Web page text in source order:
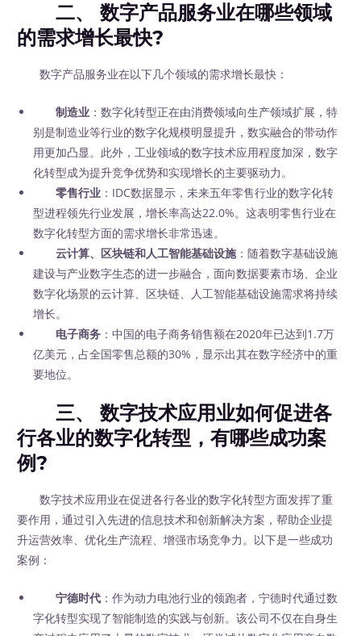
二、 数字产品服务业在哪些领域
的需求增长最快?
数字产品服务业在以下几个领域的需求增长最快：
制造业 ：数字化转型正在由消费领域向生产领域扩展，特
别是制造业等行业的数字化规模明显提升，数实融合的带动作
用更加凸显。此外，工业领域的数字技术应用程度加深，数字
化转型成为提升竞争优势和实现增长的主要驱动力。
零售行业 ：IDC数据显示，未来五年零售行业的数字化转
型进程领先行业发展，增长率高达22.0%。这表明零售行业在
数字化转型方面的需求增长非常迅速。
云计算、区块链和人工智能基础设施：随着数字基础设施
建设与产业数字生态的进一步融合，面向数据要素市场、企业
数字化场景的云计算、区块链、人工智能基础设施需求将持续
增长。
电子商务 ：中国的电子商务销售额在2020年已达到1.7万
亿美元，占全国零售总额的30%，显示出其在数字经济中的重
要地位。
三、 数字技术应用业如何促进各
行各业的数字化转型，有哪些成功案
例?
数字技术应用业在促进各行各业的数字化转型方面发挥了重
要作用，通过引入先进的信息技术和创新解决方案，帮助企业提
升运营效率、优化生产流程、增强市场竞争力。以下是一些成功
案例：
宁德时代 ：作为动力电池行业的领跑者，宁德时代通过数
字化转型实现了智能制造的实践与创新。该公司不仅在自身生